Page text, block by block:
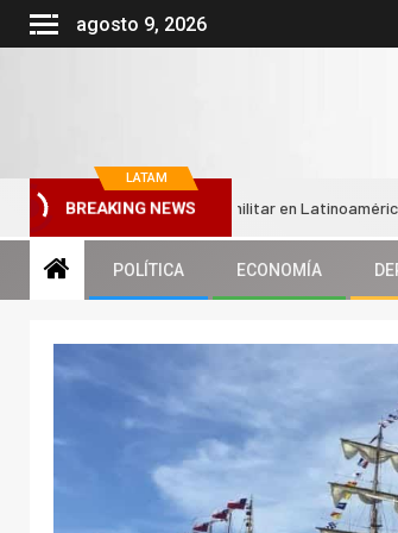
agosto 9, 2026
LATAM
BREAKING NEWS
su bloque militar en Latinoamérica con una
POLÍTICA ECONOMÍA